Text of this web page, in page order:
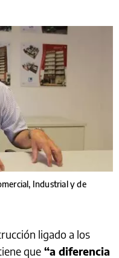
Industrial y de
ligado a los
que “a diferencia